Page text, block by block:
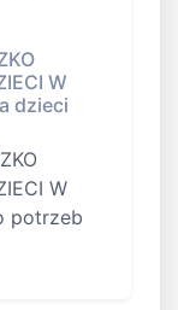
W
dzieci
W
potrzeb